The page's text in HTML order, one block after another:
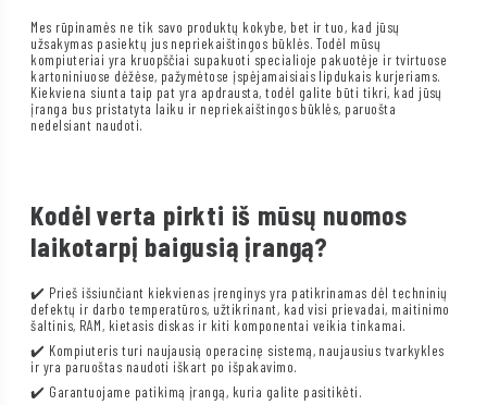
Mes rūpinamės ne tik savo produktų kokybe, bet ir tuo, kad jūsų
užsakymas pasiektų jus nepriekaištingos būklės. Todėl mūsų
kompiuteriai yra kruopščiai supakuoti specialioje pakuotėje ir tvirtuose
kartoniniuose dėžėse, pažymėtose įspėjamaisiais lipdukais kurjeriams.
Kiekviena siunta taip pat yra apdrausta, todėl galite būti tikri, kad jūsų
įranga bus pristatyta laiku ir nepriekaištingos būklės, paruošta
nedelsiant naudoti.
Kodėl verta pirkti iš mūsų nuomos
laikotarpį baigusią įrangą?
✔️ Prieš išsiunčiant kiekvienas įrenginys yra patikrinamas dėl techninių
defektų ir darbo temperatūros, užtikrinant, kad visi prievadai, maitinimo
šaltinis, RAM, kietasis diskas ir kiti komponentai veikia tinkamai.
✔️ Kompiuteris turi naujausią operacinę sistemą, naujausius tvarkykles
ir yra paruoštas naudoti iškart po išpakavimo.
✔️ Garantuojame patikimą įrangą, kuria galite pasitikėti.